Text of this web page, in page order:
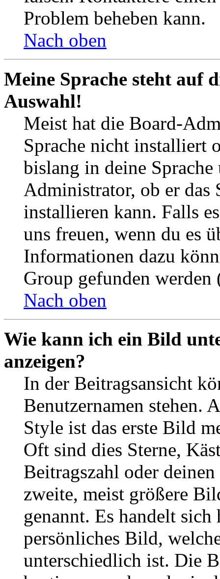
Problem beheben kann.
Nach oben
Meine Sprache steht auf
Auswahl!
Meist hat die Board-
Sprache nicht installiert
bislang in deine
Administrator, ob er das
installieren kann. Falls
uns freuen, wenn du es
Informationen dazu
Group gefunden
Nach oben
Wie kann ich ein Bild
anzeigen?
In der Beitragsansicht
Benutzernamen stehen.
Style ist das erste Bild
Oft sind dies Sterne,
Beitragszahl oder
zweite, meist größere
genannt. Es handelt
persönliches Bild,
unterschiedlich ist. Die